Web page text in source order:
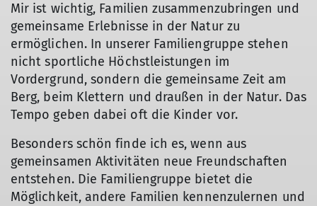
Mir ist wichtig, Familien zusammenzubringen und
gemeinsame Erlebnisse in der Natur zu
ermöglichen. In unserer Familiengruppe stehen
nicht sportliche Höchstleistungen im
Vordergrund, sondern die gemeinsame Zeit am
Berg, beim Klettern und draußen in der Natur. Das
Tempo geben dabei oft die Kinder vor.
Besonders schön finde ich es, wenn aus
gemeinsamen Aktivitäten neue Freundschaften
entstehen. Die Familiengruppe bietet die
Möglichkeit, andere Familien kennenzulernen und